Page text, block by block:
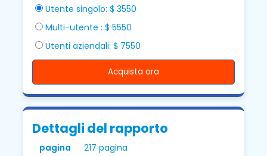
Utente singolo: $ 3550
Multi-utente : $ 5550
Utenti aziendali: $ 7550
Acquista ora
Dettagli del rapporto
pagina
217 pagina